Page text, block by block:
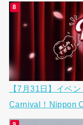
【7月31日】イベ
Carnival！Nippon